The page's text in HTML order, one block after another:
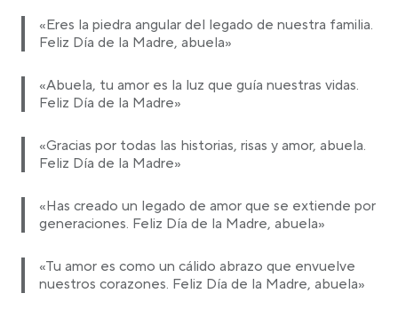
«Eres la piedra angular del legado de nuestra familia.
Feliz Día de la Madre, abuela»
«Abuela, tu amor es la luz que guía nuestras vidas.
Feliz Día de la Madre»
«Gracias por todas las historias, risas y amor, abuela.
Feliz Día de la Madre»
«Has creado un legado de amor que se extiende por
generaciones. Feliz Día de la Madre, abuela»
«Tu amor es como un cálido abrazo que envuelve
nuestros corazones. Feliz Día de la Madre, abuela»